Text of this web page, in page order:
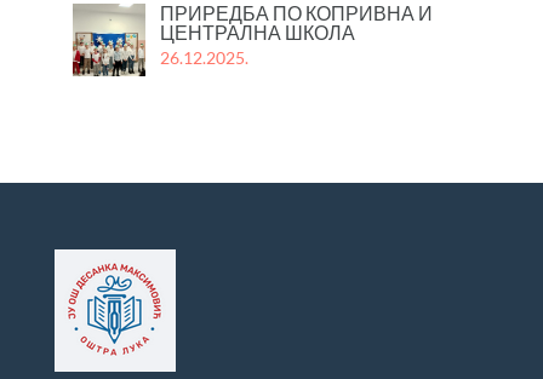
ПРИРЕДБА ПО КОПРИВНА И
ЦЕНТРАЛНА ШКОЛА
26.12.2025.